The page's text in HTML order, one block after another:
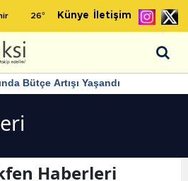
26° Künye İletişim
Bütçe Artışı Yaşandı
Haberleri